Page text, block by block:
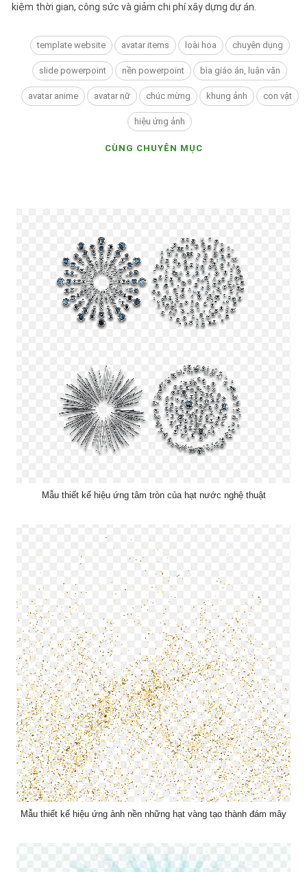
kiệm thời gian, công sức và giảm chi phí xây dựng dự án.
template website avatar items loài hoa chuyên dụng
slide powerpoint nền powerpoint bìa giáo án, luận văn
avatar anime avatar nữ chúc mừng khung ảnh con vật
hiệu ứng ảnh
CÙNG CHUYÊN MỤC
Mẫu thiết kế hiệu ứng tâm tròn của hạt nước nghệ thuật
Mẫu thiết kế hiệu ứng ảnh nền những hạt vàng tạo thành đám mây